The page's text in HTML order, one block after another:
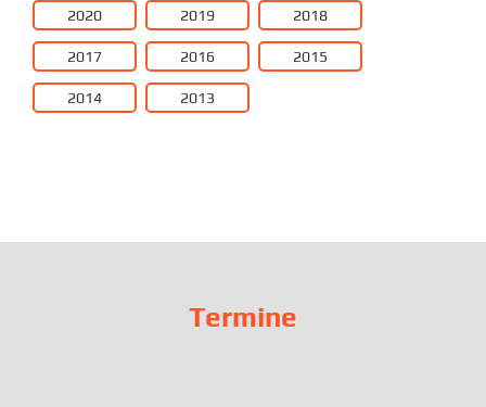
2020 2019 2018
2017 2016 2015
2014 2013
Termine